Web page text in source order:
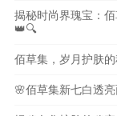
揭秘时尚界瑰宝：
👑🔍
佰草集，岁月护肤
🌸佰草集新七白透